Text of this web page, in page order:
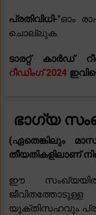
പ്രതിവിധി-"ഓം
ചൊല്ലുക.
ടാരറ്റ് കാർഡ്
റീഡിംഗ് 2024
ഭാഗ്യ
(ഏതെങ്കിലും
തീയതികളിലാണ്
ഈ സംഖ്യയിൽ
യുക്തിസഹവും